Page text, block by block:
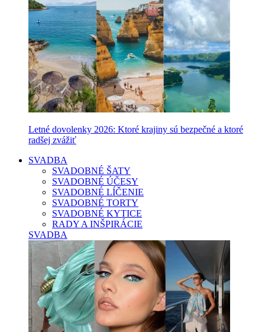
Letné dovolenky 2026: Ktoré krajiny sú bezpečné a ktoré
radšej zvážiť
SVADBA
SVADOBNÉ ŠATY
SVADOBNÉ ÚČESY
SVADOBNÉ LÍČENIE
SVADOBNÉ TORTY
SVADOBNÉ KYTICE
RADY A INŠPIRÁCIE
SVADBA